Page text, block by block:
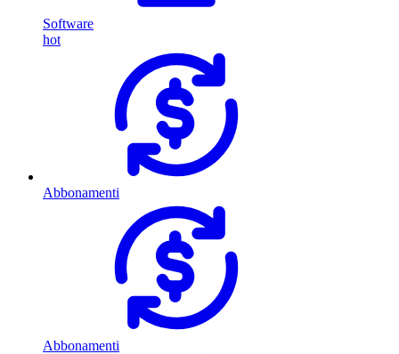
Software
hot
Abbonamenti
Abbonamenti